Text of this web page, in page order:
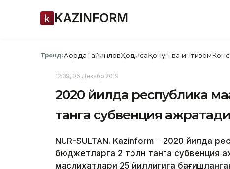
KAZINFORM
Тренд:АқордаТайинловҲодисаҚонун ва интизом
12:09, 06 Декабр 2019
2020 йилда республика
танга субвенция
NUR-SULTAN. Kazinform – 2020 йилда
бюджетларга 2 трлн танга субвенция
маслихатлари 25 йиллигига